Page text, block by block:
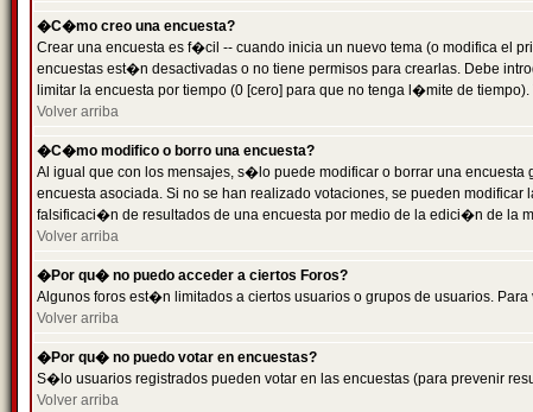
�C�mo creo una encuesta?
Crear una encuesta es f�cil -- cuando inicia un nuevo tema (o modifica el
encuestas est�n desactivadas o no tiene permisos para crearlas. Debe
limitar la encuesta por tiempo (0 [cero] para que no tenga l�mite de
Volver arriba
�C�mo modifico o borro una encuesta?
Al igual que con los mensajes, s�lo puede modificar o borrar una
encuesta asociada. Si no se han realizado votaciones, se pueden
falsificaci�n de resultados de una encuesta por medio de la edici�n de la
Volver arriba
�Por qu� no puedo acceder a ciertos Foros?
Algunos foros est�n limitados a ciertos usuarios o grupos de usuarios.
Volver arriba
�Por qu� no puedo votar en encuestas?
S�lo usuarios registrados pueden votar en las encuestas (para prevenir
Volver arriba